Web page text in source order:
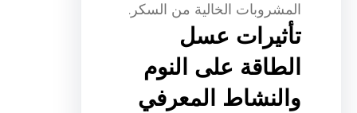
المشروبات الخالية من السكر.
تأثيرات عسل
الطاقة على النوم
والنشاط المعرفي